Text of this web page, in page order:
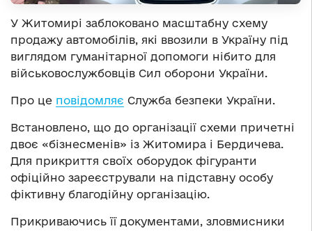
У Житомирі заблоковано масштабну схему
продажу автомобілів, які ввозили в Україну під
виглядом гуманітарної допомоги нібито для
військовослужбовців Сил оборони України.
Про це повідомляє Служба безпеки України.
Встановлено, що до організації схеми причетні
двоє «бізнесменів» із Житомира і Бердичева.
Для прикриття своїх оборудок фігуранти
офіційно зареєстрували на підставну особу
фіктивну благодійну організацію.
Прикриваючись її документами, зловмисники